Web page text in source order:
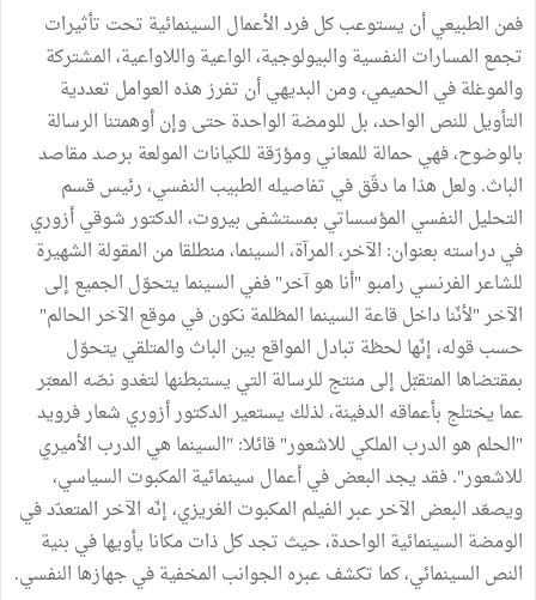
فمن الطبيعي أن يستوعب كل فرد الأعمال السينمائية تحت تأثيرات
تجمع المسارات النفسية والبيولوجية، الواعية واللاواعية، المشتركة
والموغلة في الحميمي، ومن البديهي أن تفرز هذه العوامل تعددية
التأويل للنص الواحد، بل للومضة الواحدة حتى وإن أوهمتنا الرسالة
بالوضوح، فهي حمالة للمعاني ومؤرّقة للكيانات المولعة برصد مقاصد
الباث. ولعل هذا ما دقّق في تفاصيله الطبيب النفسي، رئيس قسم
التحليل النفسي المؤسساتي بمستشفى بيروت، الدكتور شوقي أزوري
في دراسته بعنوان: الآخر، المرآة، السينما، منطلقا من المقولة الشهيرة
للشاعر الفرنسي رامبو "أنا هو آخر" ففي السينما يتحوّل الجميع إلى
الآخر "لأنّنا داخل قاعة السينما المظلمة نكون في موقع الآخر الحالم"
حسب قوله، إنّها لحظة تبادل المواقع بين الباث والمتلقي يتحوّل
بمقتضاها المتقبّل إلى منتج للرسالة التي يستبطنها لتغدو نصّه المعبّر
عما يختلج بأعماقه الدفينة، لذلك يستعير الدكتور أزوري شعار فرويد
"الحلم هو الدرب الملكي للاشعور" قائلا: "السينما هي الدرب الأميري
للاشعور". فقد يجد البعض في أعمال سينمائية المكبوت السياسي،
ويصعّد البعض الآخر عبر الفيلم المكبوت الغريزي، إنّه الآخر المتعدّد في
الومضة السينمائية الواحدة، حيث تجد كل ذات مكانا يأويها في بنية
النص السينمائي، كما تكشف عبره الجوانب المخفية في جهازها النفسي.